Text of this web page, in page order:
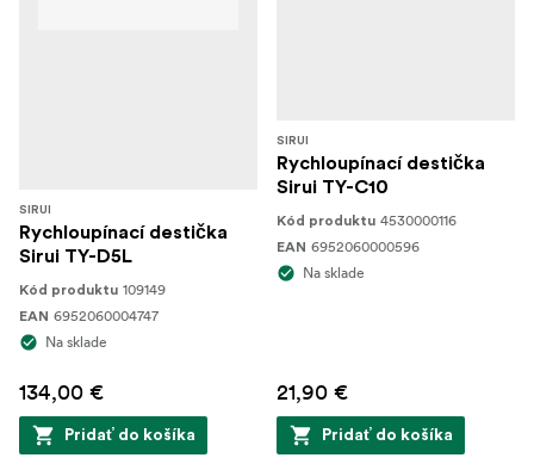
SIRUI
Rychloupínací destička
Sirui TY-D5L
Kód produktu 109149
EAN 6952060004747
Na sklade
134,00 €
Pridať do košíka
SIRUI
Rychloupínací destička
Sirui TY-C10
Kód produktu 4530000116
EAN 6952060000596
Na sklade
21,90 €
Pridať do košíka